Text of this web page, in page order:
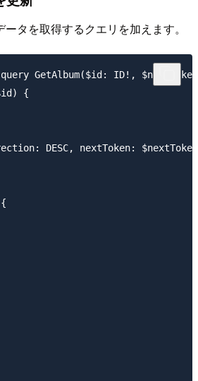
タを取得するクエリを加えます。
GetAlbum($id: ID!,
{
DESC, nextToken: